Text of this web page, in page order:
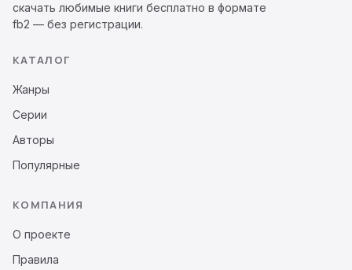
скачать любимые книги бесплатно в формате
fb2 — без регистрации.
КАТАЛОГ
Жанры
Серии
Авторы
Популярные
КОМПАНИЯ
О проекте
Правила